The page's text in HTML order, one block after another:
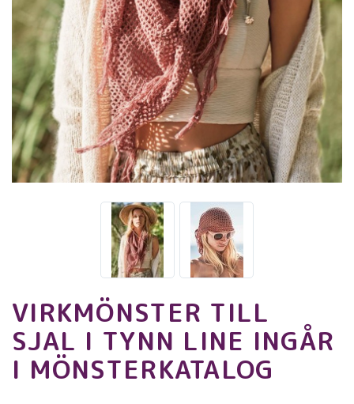
VIRKMÖNSTER TILL
SJAL I TYNN LINE INGÅR
I MÖNSTERKATALOG